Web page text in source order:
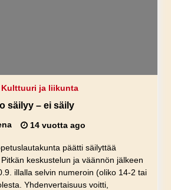
Kulttuuri ja liikunta
säilyy – ei säily
14 vuotta ago
päätti säilyttää
keskustelun ja väännön jälkeen
illalla selvin numeroin (oliko 14-2 tai
Yhdenvertaisuus voitti,